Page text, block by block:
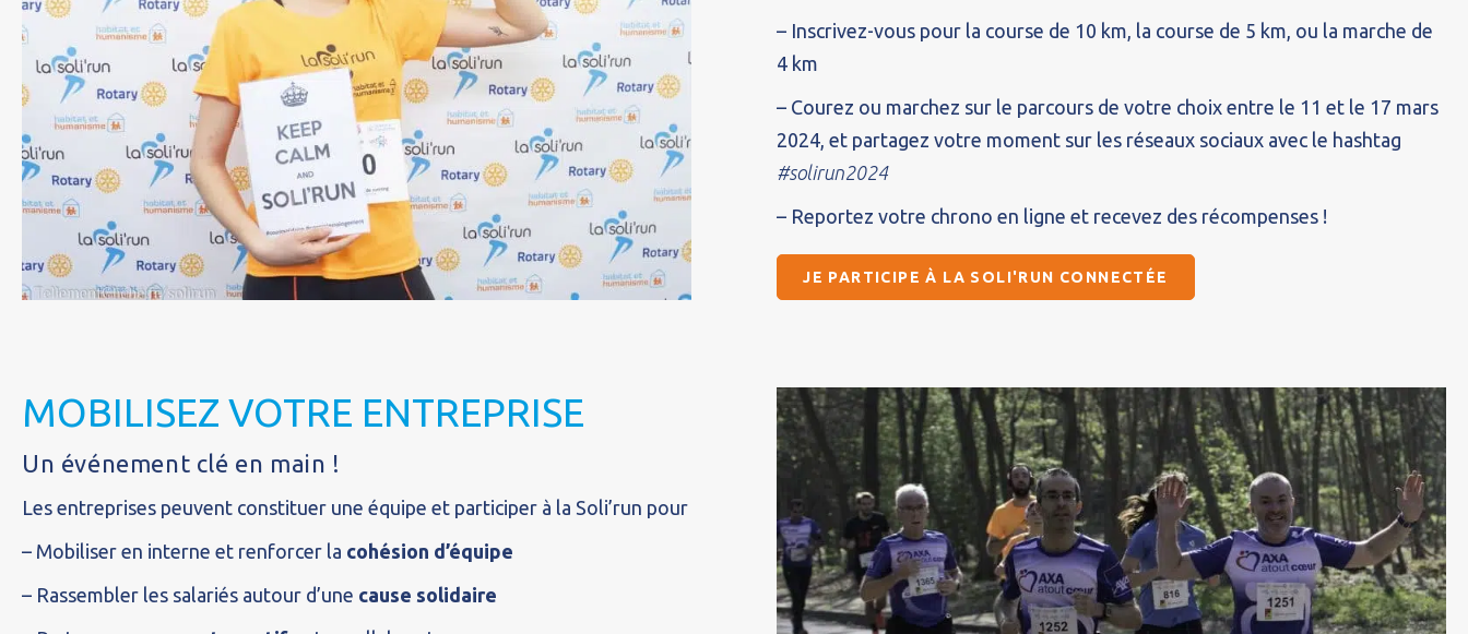
– Inscrivez-vous pour la course de 10 km, la course de 5 km, ou la marche de
4 km
– Courez ou marchez sur le parcours de votre choix entre le 11 et le 17 mars
2024, et partagez votre moment sur les réseaux sociaux avec le hashtag
#solirun2024
– Reportez votre chrono en ligne et recevez des récompenses !
JE PARTICIPE À LA SOLI'RUN CONNECTÉE
MOBILISEZ VOTRE ENTREPRISE
Un événement clé en main !
Les entreprises peuvent constituer une équipe et participer à la Soli’run pour
– Mobiliser en interne et renforcer la cohésion d’équipe
– Rassembler les salariés autour d’une cause solidaire